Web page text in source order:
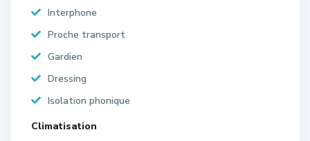
Interphone
Proche transport
Gardien
Dressing
Isolation phonique
Climatisation